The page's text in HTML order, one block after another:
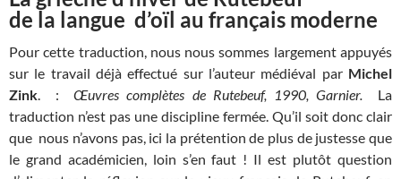
de la langue d’oïl au français moderne
Pour cette traduction, nous nous sommes largement appuyés
sur le travail déjà effectué sur l’auteur médiéval par Michel
Zink. :Œuvres complètes de Rutebeuf, 1990, Garnier. La
traduction n’est pas une discipline fermée. Qu’il soit donc clair
que nous n’avons pas, ici la prétention de plus de justesse que
le grand académicien, loin s’en faut ! Il est plutôt question